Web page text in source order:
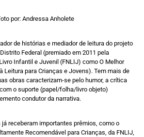
por: Andressa Anholete
de histórias e mediador de leitura do projeto
Federal (premiado em 2011 pela
Infantil e Juvenil (FNLIJ) como O Melhor
Leitura para Crianças e Jovens). Tem mais de
obras caracterizam-se pelo humor, a crítica
o suporte (papel/folha/livro objeto)
condutor da narrativa.
receberam importantes prêmios, como o
Recomendável para Crianças, da FNLIJ,